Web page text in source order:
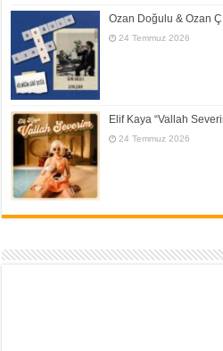
Ozan Doğulu & Ozan
24 Temmuz 2026
Elif Kaya “Vallah
24 Temmuz 2026